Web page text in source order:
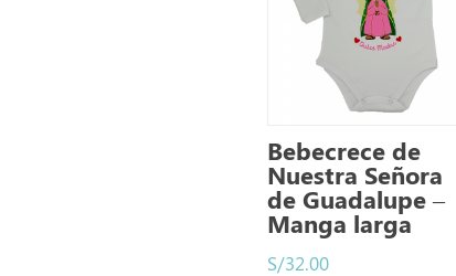
Bebecrece de
Nuestra Señora
de Guadalupe –
Manga larga
S/32.00